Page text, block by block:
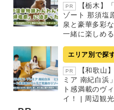
PR
【栃木】
ゾート 那須塩
泉と豪華多彩
一緒に楽しめ
エリア別で探
PR
【和歌山
ミア 南紀白浜
ト感満載のヴ
イ！ | 周辺観